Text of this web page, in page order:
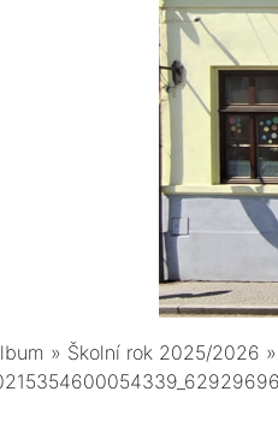
» Školní rok 2025/2026 »